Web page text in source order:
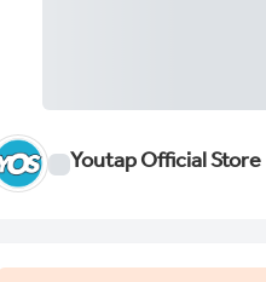
Youtap Official Store